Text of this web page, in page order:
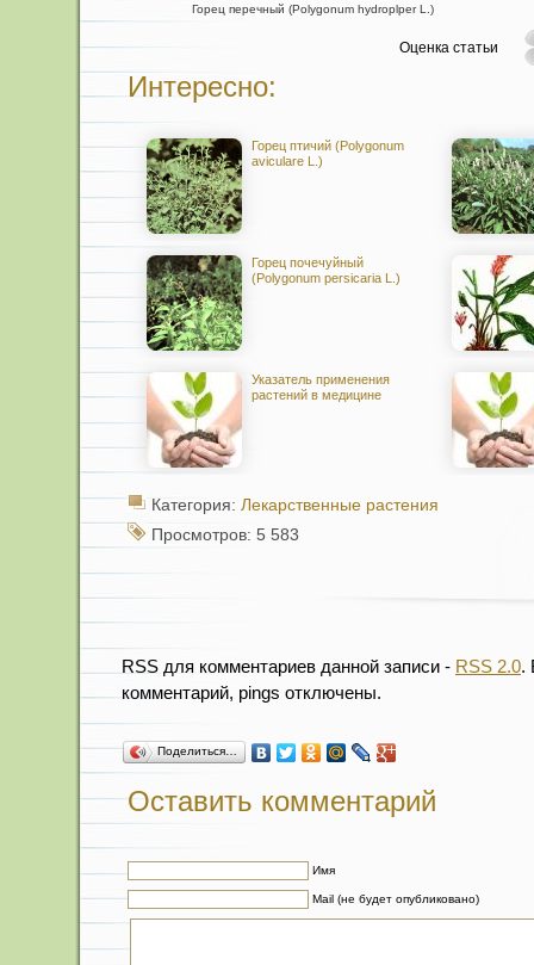
Горец перечный (Polygonum hydroplper L.)
Оценка статьи
Интересно:
Горец птичий (Polygonum
aviculare L.)
Горец почечуйный
(Polygonum persicaria L.)
Указатель применения
растений в медицине
Категория: Лекарственные растения
Просмотров: 5 583
RSS для комментариев данной записи - RSS 2.0.
комментарий, pings отключены.
Поделиться…
Оставить комментарий
Имя
Mail (не будет опубликовано)